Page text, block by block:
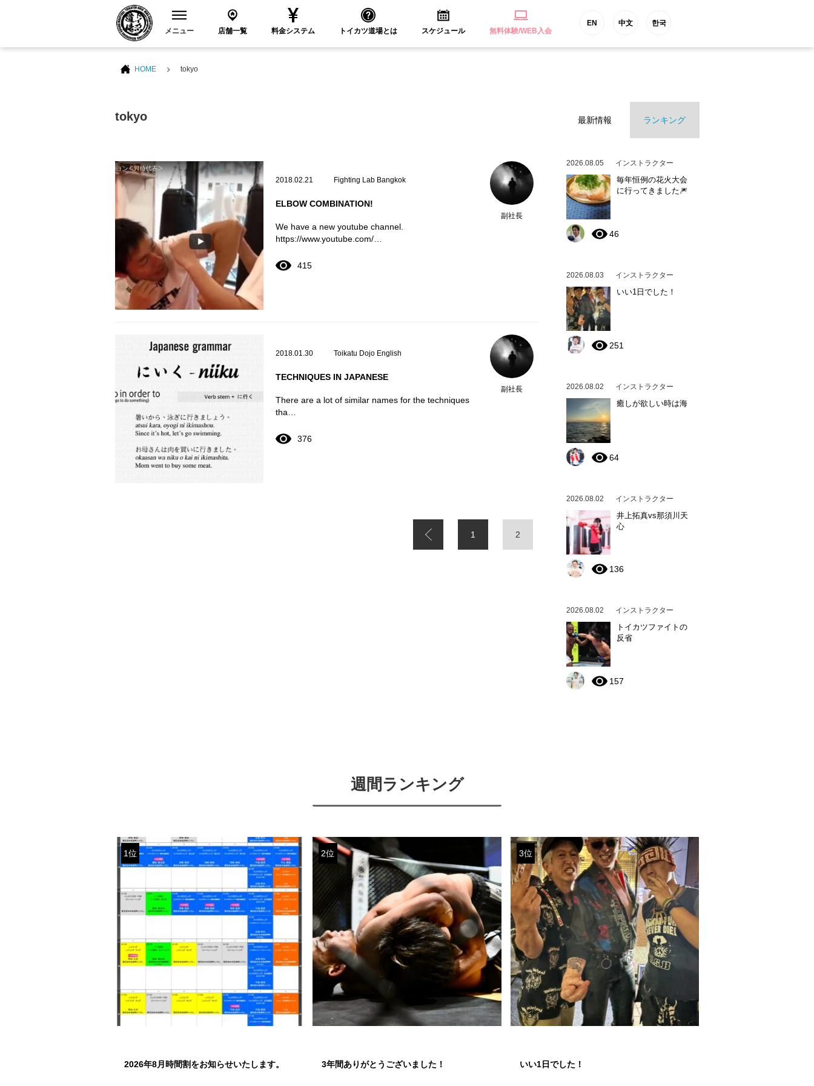
メニュー 店舗一覧 料金システム トイカツ道場とは スケジュール 無料体験/WEB入会
EN 中文 한국
HOME tokyo
tokyo
2018.02.21 Fighting Lab Bangkok
副社長
ELBOW COMBINATION!
We have a new youtube channel.
https://www.youtube.com/…
415
2018.01.30 Toikatu Dojo English
副社長
TECHNIQUES IN JAPANESE
There are a lot of similar names for the techniques
tha…
376
1 2
最新情報 ランキング
2026.08.05 インストラクター
毎年恒例の花火大会
に行ってきました🎆
46
2026.08.03 インストラクター
いい1日でした！
251
2026.08.02 インストラクター
癒しが欲しい時は海
64
2026.08.02 インストラクター
井上拓真vs那須川天
心
136
2026.08.02 インストラクター
トイカツファイトの
反省
157
週間ランキング
1位
2026年8月時間割をお知らせいたします。
2位
3年間ありがとうございました！
3位
いい1日でした！